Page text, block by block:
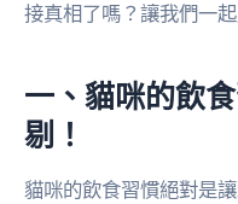
接真相了嗎？讓我們一
一、貓咪的飲
剔！
貓咪的飲食習慣絕對是